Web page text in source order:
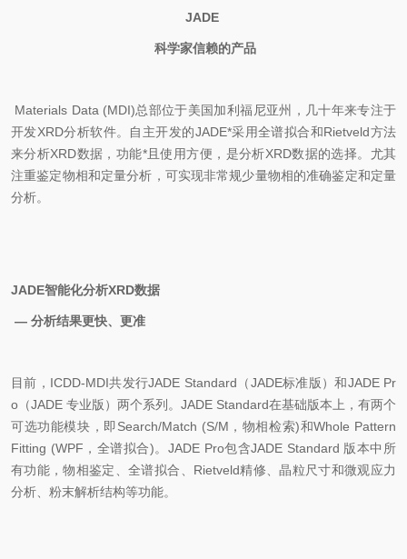
JADE
科学家信赖的产品
Materials Data (MDI)总部位于美国加利福尼亚州，几十年来专注于
开发XRD分析软件。自主开发的JADE*采用全谱拟合和Rietveld方法
来分析XRD数据，功能*且使用方便，是分析XRD数据的选择。尤其
注重鉴定物相和定量分析，可实现非常规少量物相的准确鉴定和定量
分析。
JADE智能化分析XRD数据
— 分析结果更快、更准
目前，ICDD-MDI共发行JADE Standard（JADE标准版）和JADE Pr
o（JADE 专业版）两个系列。JADE Standard在基础版本上，有两个
可选功能模块，即Search/Match (S/M，物相检索)和Whole Pattern
Fitting (WPF，全谱拟合)。JADE Pro包含JADE Standard 版本中所
有功能，物相鉴定、全谱拟合、Rietveld精修、晶粒尺寸和微观应力
分析、粉末解析结构等功能。